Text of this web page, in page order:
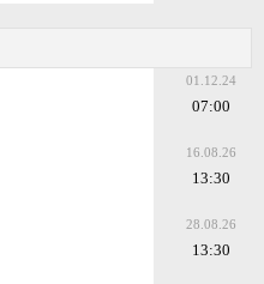
01.12.24
07:00
16.08.26
13:30
28.08.26
13:30